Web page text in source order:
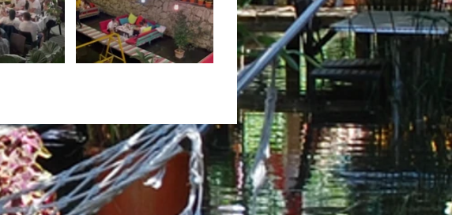
arikanda_river_hotel_Photo01